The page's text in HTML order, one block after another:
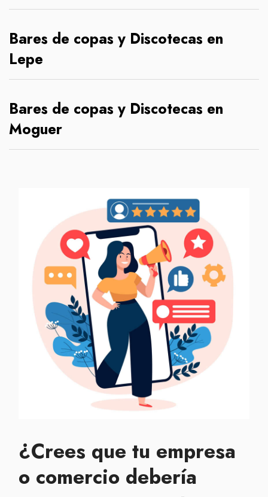
Bares de copas y Discotecas en
Lepe
Bares de copas y Discotecas en
Moguer
¿Crees que tu empresa
o comercio debería